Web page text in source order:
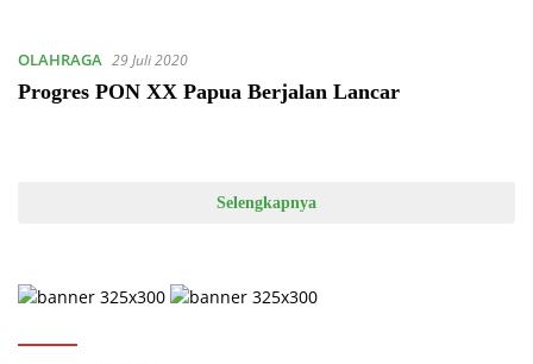
OLAHRAGA 29 Juli 2020
Progres PON XX Papua Berjalan Lancar
Selengkapnya